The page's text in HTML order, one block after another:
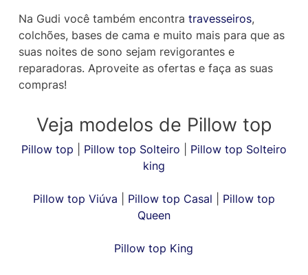
Na Gudi você também encontra travesseiros,
colchões, bases de cama e muito mais para que as
suas noites de sono sejam revigorantes e
reparadoras. Aproveite as ofertas e faça as suas
compras!
Veja modelos de Pillow top
Pillow top Pillow top Solteiro
Pillow top Solteiro
king
Pillow top Viúva Pillow top Casal
Pillow top
Queen
Pillow top King